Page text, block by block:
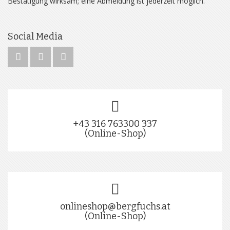
Social Media
+43 316 763300 337
(Online-Shop)
onlineshop@bergfuchs.at
(Online-Shop)